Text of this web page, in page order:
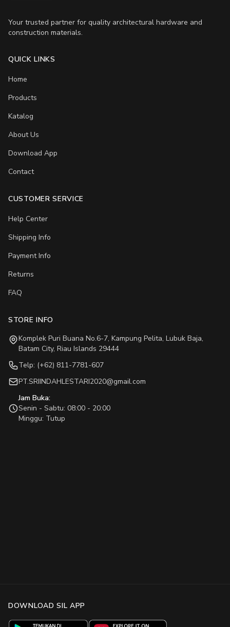
Your trusted partner for quality architectural hardware and
construction materials.
QUICK LINKS
Home
Products
Katalog
About Us
Download App
Contact
CUSTOMER SERVICE
Help Center
Shipping Info
Payment Info
Returns
FAQ
STORE INFO
Komplek Puri Buana No.6-7, Kampung Pelita, Lubuk Baja,
Batam City, Riau Islands 29444
Telp: (+62) 811-7781-607
PT.SRIINDAHLESTARI2020@gmail.com
Jam Buka:
Senin - Sabtu: 08:00 - 20:00
Minggu: Tutup
DOWNLOAD SIL APP